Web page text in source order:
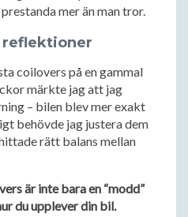
mer än man tror.
reflektioner
coilovers på en gammal
märkte jag att jag
– bilen blev mer exakt
behövde jag justera dem
rätt balans mellan
är inte bara en “modd”
du upplever din bil.